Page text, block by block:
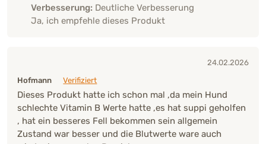
Verbesserung: Deutliche Verbesserung
Ja, ich empfehle dieses Produkt
24.02.2026
Hofmann
Verifiziert
Dieses Produkt hatte ich schon mal ,da mein Hund
schlechte Vitamin B Werte hatte ,es hat suppi geholfen
, hat ein besseres Fell bekommen sein allgemein
Zustand war besser und die Blutwerte ware auch